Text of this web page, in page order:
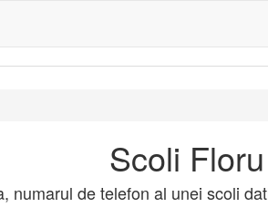
Scoli Floru
numarul de telefon al unei scoli